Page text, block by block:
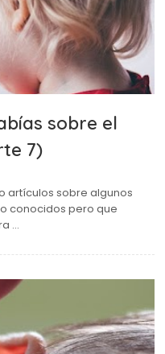
sobre el
7)
artículos sobre algunos
conocidos pero que
…